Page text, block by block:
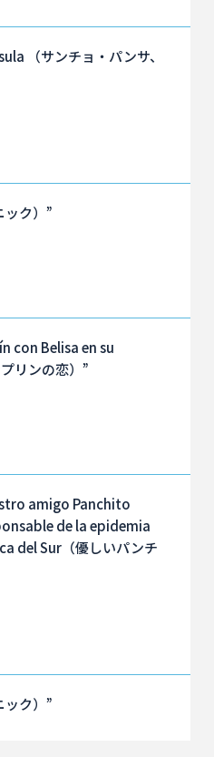
（サンチョ・パンサ、
ック）”
con Belisa en su
リンの恋）”
amigo Panchito
de la epidemia
del Sur（優しいパンチ
ック）”